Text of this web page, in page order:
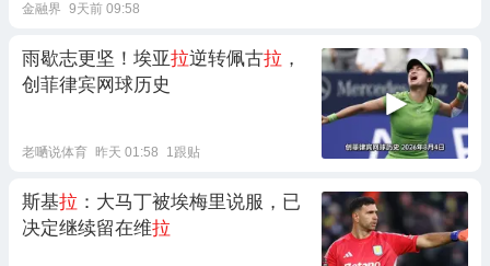
金融界 9天前 09:58
雨歇志更坚！埃亚拉逆转佩古拉 ，
创菲律宾网球历史
老嗮说体育 昨天 01:58 1跟贴
斯基拉 ：大马丁被埃梅里说服，已
决定继续留在维拉